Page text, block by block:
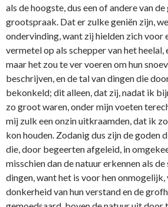
als de hoogste, dus een of andere van
grootspraak. Dat er zulke geniën zijn,
ondervinding, want zij hielden zich voor
vermetel op als schepper van het heelal,
maar het zou te ver voeren om hun
beschrijven, en de tal van dingen die
bekonkeld; dit alleen, dat zij, nadat ik
zo groot waren, onder mijn voeten
mij zulk een onzin uitkraamden, dat ik
kon houden. Zodanig dus zijn de goden
die, door begeerten afgeleid, in
misschien dan de natuur erkennen als
dingen, want het is voor hen onmogelijk,
donkerheid van hun verstand en de